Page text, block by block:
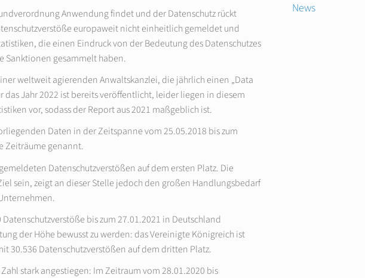
Anwendung findet und der Datenschutz rückt
europaweit nicht einheitlich gemeldet und
die einen Eindruck von der Bedeutung des Datenschutzes
Sanktionen gesammelt haben.
weltweit agierenden Anwaltskanzlei, die jährlich einen „Data
das Jahr 2022 ist bereits veröffentlicht, leider liegen in diesem
vor, sodass der Report aus 2021 maßgeblich ist.
Daten in der Zeitspanne vom 25.05.2018 bis zum
Zeiträume genannt.
Datenschutzverstößen auf dem ersten Platz. Die
sein, zeigt an dieser Stelle jedoch den großen Handlungsbedarf
bis zum 27.01.2021 in Deutschland
der Höhe bewusst zu werden: das Vereinigte Königreich ist
30.536 Datenschutzverstößen auf dem dritten Platz.
stark angestiegen: Im Zeitraum vom 28.01.2020 bis
News